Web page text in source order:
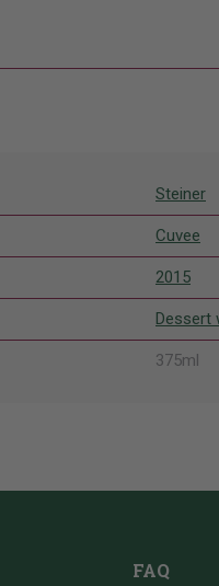
Steiner
Cuvee
2015
Dessert
375ml
FAQ